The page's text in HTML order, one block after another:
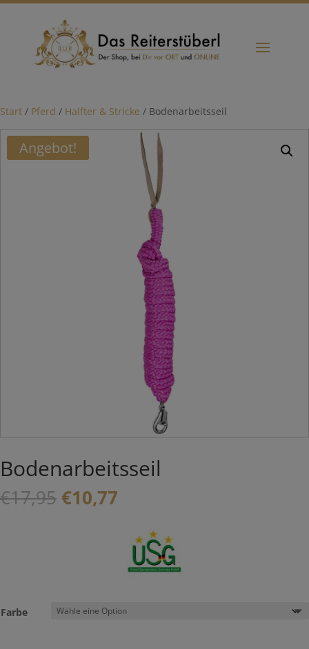
Start / Pferd / Halfter & Stricke / Bodenarbeitsseil
Angebot!
Bodenarbeitsseil
€17,95 Ursprünglicher
Preis
€10,77
€10,77.
Farbe